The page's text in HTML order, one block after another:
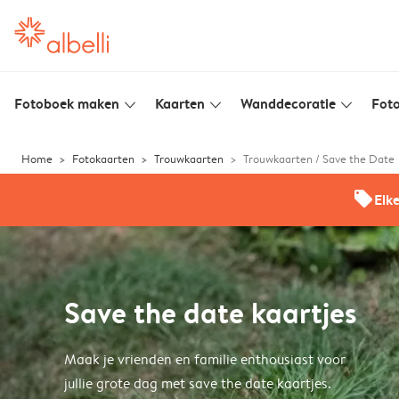
Fotoboek maken slim_arrow_down Kaarten slim_arrow_down Wanddecoratie slim_arrow_down
Home Fotokaarten Trouwkaarten Trouwkaarten / Save the Date
offers
Save the date kaartjes
Maak je vrienden en familie enthousiast voor
jullie grote dag met save the date kaartjes.